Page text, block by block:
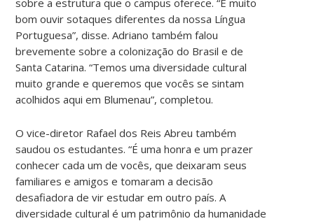
bom ouvir sotaques diferentes da nossa Língua
Portuguesa”, disse. Adriano também falou
brevemente sobre a colonização do Brasil e de
Santa Catarina. “Temos uma diversidade cultural
muito grande e queremos que vocês se sintam
acolhidos aqui em Blumenau”, completou.
O vice-diretor Rafael dos Reis Abreu também
saudou os estudantes. “É uma honra e um prazer
conhecer cada um de vocês, que deixaram seus
familiares e amigos e tomaram a decisão
desafiadora de vir estudar em outro país. A
diversidade cultural é um patrimônio da humanidade